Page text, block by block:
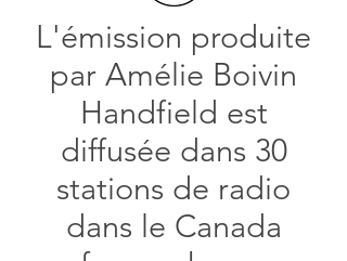
L'émission produite
par Amélie Boivin
Handfield est
diffusée dans 30
stations de radio
dans le Canada